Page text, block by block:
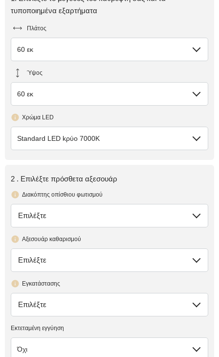
τυποποιημένα εξαρτήματα
Πλάτος
60 εκ
Ύψος
60 εκ
Χρώμα LED
Standard LED kρύο 7000K
2 . Επιλέξτε πρόσθετα αξεσουάρ
Διακόπτης οπίσθιου φωτισμού
έλλειψη
Επιλέξτε
Αξεσουάρ καθαρισμού
έλλειψη
Επιλέξτε
Εγκατάστασης
έλλειψη
Επιλέξτε
Εκτεταμένη εγγύηση
Όχι